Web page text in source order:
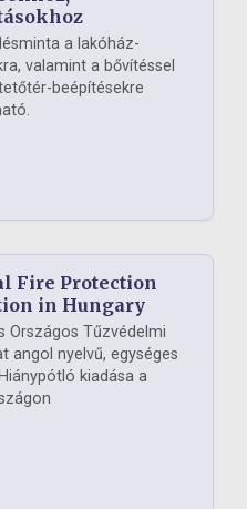
a lakóház-
valamint a bővítéssel
beépítésekre
Fire Protection
in Hungary
Országos Tűzvédelmi
angol nyelvű, egységes
kiadása a